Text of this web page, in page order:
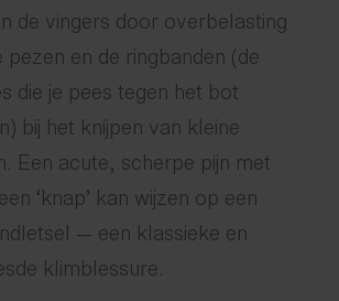
de vingers door overbelasting
pezen en de ringbanden (de
die je pees tegen het bot
bij het knijpen van kleine
Een acute, scherpe pijn met
‘knap’ kan wijzen op een
— een klassieke en
klimblessure.